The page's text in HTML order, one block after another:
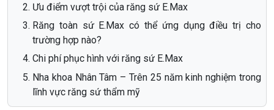
Ưu điểm vượt trội của răng sứ E.Max
Răng toàn sứ E.Max có thể ứng dụng điều trị cho
trường hợp nào?
Chi phí phục hình với răng sứ E.Max
Nha khoa Nhân Tâm – Trên 25 năm kinh nghiệm trong
lĩnh vực răng sứ thẩm mỹ